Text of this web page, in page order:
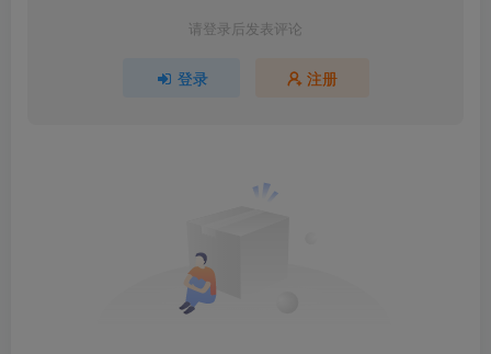
请登录后发表评论
登录 注册